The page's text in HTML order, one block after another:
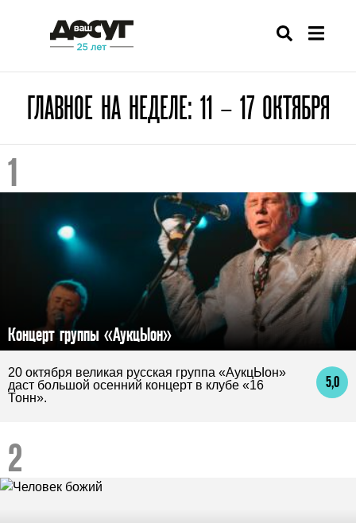
ГЛАВНОЕ НА НЕДЕЛЕ: 11 – 17 ОКТЯБРЯ
Концерт группы «АукцЫон»
5,0
20 октября великая русская группа «АукцЫон»
даст большой осенний концерт в клубе «16
Тонн».